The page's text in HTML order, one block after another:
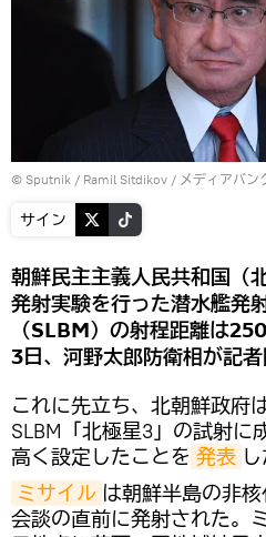
© Sputnik / Ramil Sitdikov / メディアバン
サイン
朝鮮民主主義人民共和国（
発射実験を行った潜水艦発
（SLBM）の射程距離は
3日、河野太郎防衛相が記
これに先立ち、北朝鮮政府は
SLBM「北極星3」の試射に
高く設定したことを 発表 し
ミサイル は朝鮮半島の非
会談の直前に発射された。